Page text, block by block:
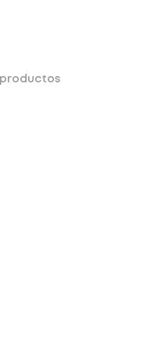
productos